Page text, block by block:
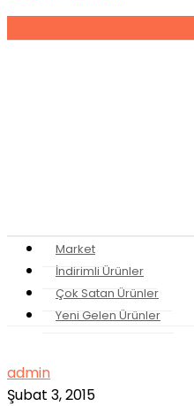
Market
İndirimli Ürünler
Çok Satan Ürünler
Yeni Gelen Ürünler
admin
Şubat 3, 2015